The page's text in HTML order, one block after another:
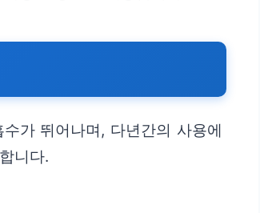
가 뛰어나며, 다년간의 사용에
니다.